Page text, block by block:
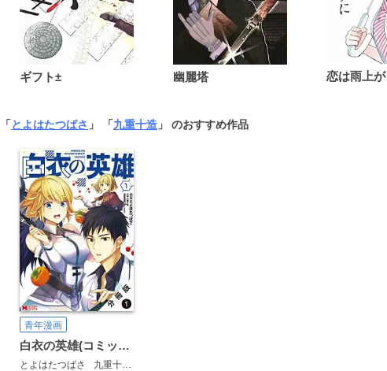
ギフト± 幽麗塔
「とよはたつばさ 」 「九重十造 」 のおすすめ作品
青年漫画
白衣の英雄(コミック) 分冊版
とよはたつばさ 九重十造